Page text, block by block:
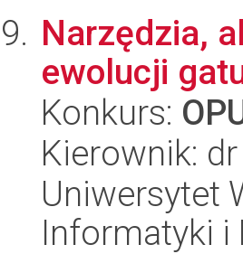
Narzędzia,
ewolucji
Konkurs:
Kierownik:
Uniwersytet
Informatyki i